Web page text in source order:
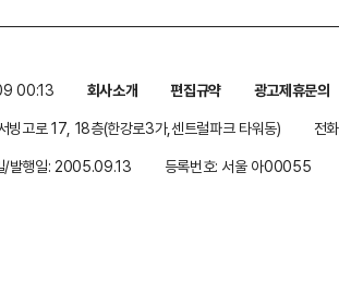
00:13 회사소개 편집규약
광고제휴문의
빙고로 17, 18층(한강로3가,센트럴파크 타워동)
전
/발행일: 2005.09.13 등록번호: 서울 아00055